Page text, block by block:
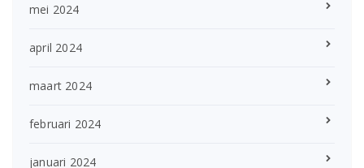
mei 2024
april 2024
maart 2024
februari 2024
januari 2024